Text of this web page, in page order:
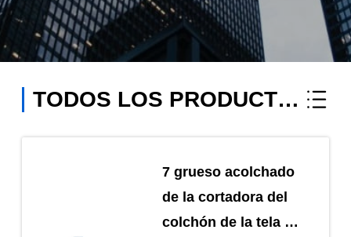
TODOS LOS PRODUCTOS
7 grueso acolchado
de la cortadora del
colchón de la tela de